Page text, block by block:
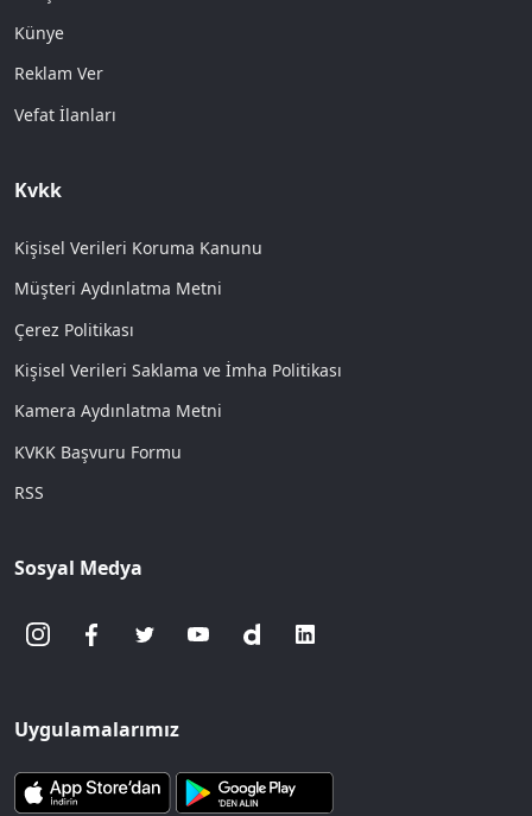
Künye
Reklam Ver
Vefat İlanları
Kvkk
Kişisel Verileri Koruma Kanunu
Müşteri Aydınlatma Metni
Çerez Politikası
Kişisel Verileri Saklama ve İmha Politikası
Kamera Aydınlatma Metni
KVKK Başvuru Formu
RSS
Sosyal Medya
Uygulamalarımız